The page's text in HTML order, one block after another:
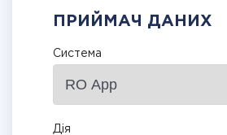
ПРИЙМАЧ ДАНИХ
Система
Дія